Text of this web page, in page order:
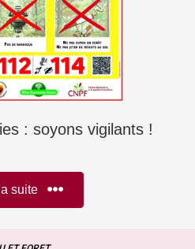
: soyons vigilants !
suite